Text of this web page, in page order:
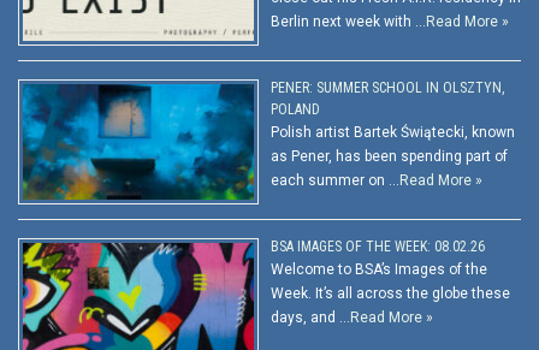
Berlin next week with …Read More »
PENER: SUMMER SCHOOL IN OLSZTYN,
POLAND
Polish artist Bartek Świątecki, known
as Pener, has been spending part of
each summer on …Read More »
BSA IMAGES OF THE WEEK: 08.02.26
Welcome to BSA’s Images of the
Week. It’s all across the globe these
days, and …Read More »